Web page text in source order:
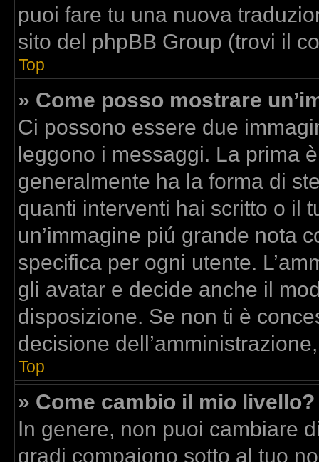
puoi fare tu una nuova
sito del phpBB Group (trovi il
Top
» Come posso mostrare
Ci possono essere due
leggono i messaggi. La prima
generalmente ha la forma di
quanti interventi hai scritto o il
un’immagine piú grande nota
specifica per ogni utente.
gli avatar e decide anche il
disposizione. Se non ti è
decisione
Top
» Come cambio il mio livello?
In genere, non puoi cambiare
gradi compaiono sotto al tuo